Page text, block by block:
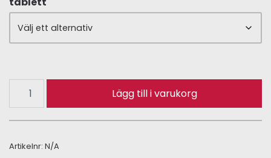
Lägg till i varukorg
Artikelnr: N/A